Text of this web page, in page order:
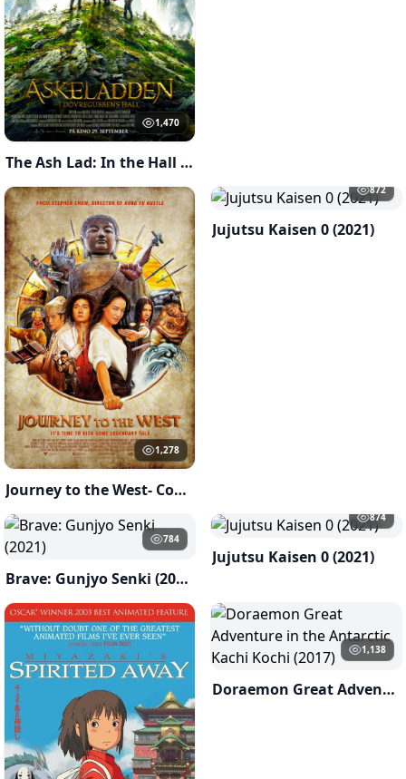
1,470
The Ash Lad: In the Hall of the Mountain King(2022)
1,278
Journey to the West- Conquering the Demons(2013)
872
Jujutsu Kaisen 0 (2021)
784
Brave: Gunjyo Senki (2021)
874
Jujutsu Kaisen 0 (2021)
1,138
Doraemon Great Adventure in the Antarctic Kachi Kochi (2017)